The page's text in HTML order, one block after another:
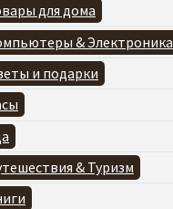
для дома
& Электроника
и подарки
& Туризм